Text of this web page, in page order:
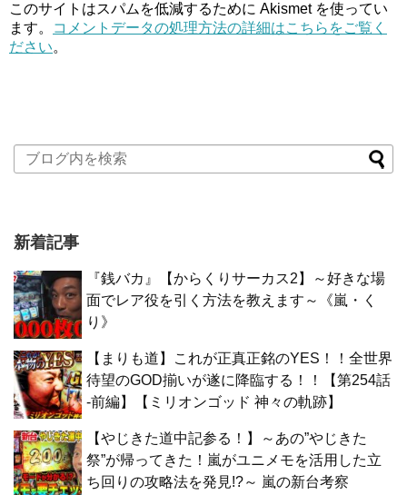
このサイトはスパムを低減するために Akismet を使ってい
ます。
コメントデータの処理方法の詳細はこちらをご覧く
ださい。
新着記事
『銭バカ』【からくりサーカス2】～好きな場
面でレア役を引く方法を教えます～《嵐・く
り》
【まりも道】これが正真正銘のYES！！全世界
待望のGOD揃いが遂に降臨する！！【第254話
-前編】【ミリオンゴッド 神々の軌跡】
【やじきた道中記参る！】～あの”やじきた
祭”が帰ってきた！嵐がユニメモを活用した立
ち回りの攻略法を発見!?～ 嵐の新台考察